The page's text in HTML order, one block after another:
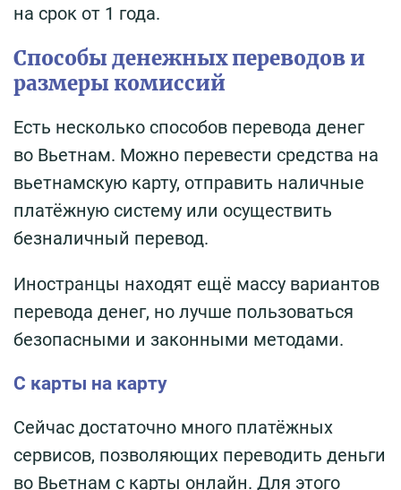
на срок от 1 года.
Способы денежных переводов и
размеры комиссий
Есть несколько способов перевода денег
во Вьетнам. Можно перевести средства на
вьетнамскую карту, отправить наличные
платёжную систему или осуществить
безналичный перевод.
Иностранцы находят ещё массу вариантов
перевода денег, но лучше пользоваться
безопасными и законными методами.
С карты на карту
Сейчас достаточно много платёжных
сервисов, позволяющих переводить деньги
во Вьетнам с карты онлайн. Для этого